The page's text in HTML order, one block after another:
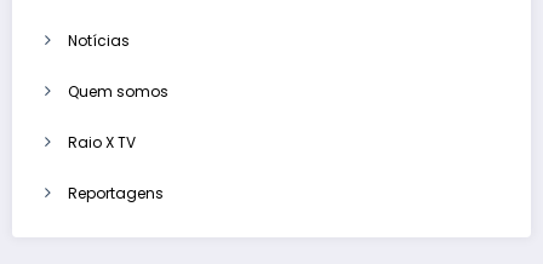
Notícias
Quem somos
Raio X TV
Reportagens